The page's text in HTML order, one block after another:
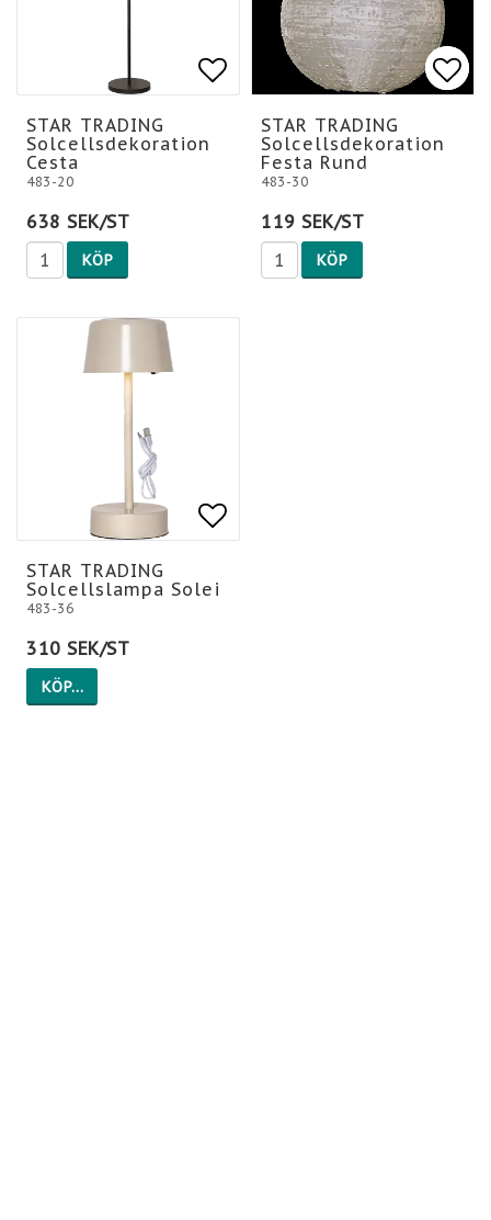
Lägg till i
Lägg till i
STAR TRADING
Solcellsdekoration
Cesta
483-20
638 SEK/ST
KÖP
STAR TRADING
Solcellsdekoration
Festa Rund
483-30
119 SEK/ST
KÖP
STAR TRADING
Solcellslampa Solei
483-36
310 SEK/ST
KÖP…